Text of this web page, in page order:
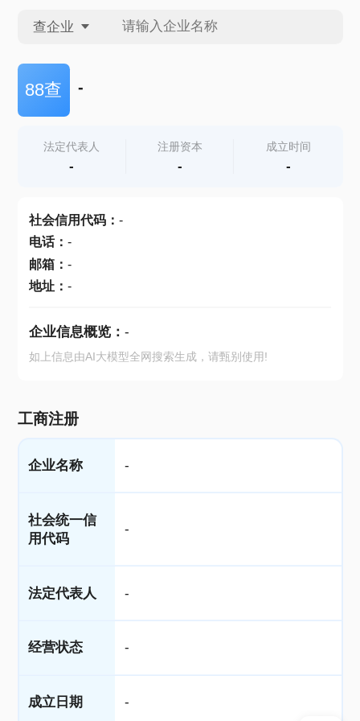
查企业
查企业
查产地
88查 -
法定代表人
-
注册资本
-
成立时间
-
社会信用代码： -
电话： -
邮箱： -
地址： -
企业信息概览： -
如上信息由AI大模型全网搜索生成，请甄别使用!
工商注册
企业名称 -
社会统一信
用代码
-
法定代表人 -
经营状态 -
成立日期 -